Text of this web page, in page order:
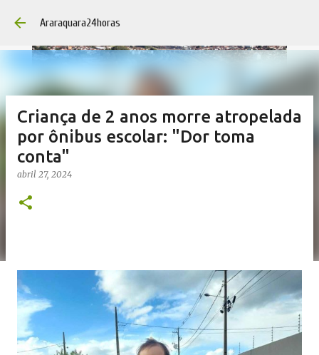
Araraquara24horas
Criança de 2 anos morre atropelada
por ônibus escolar: "Dor toma
conta"
abril 27, 2024